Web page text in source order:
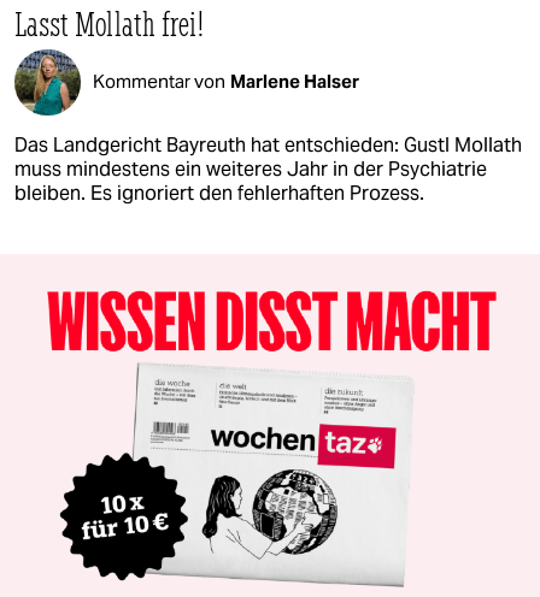
Lasst Mollath frei!
Kommentar von Marlene Halser
Das Landgericht Bayreuth hat entschieden: Gustl Mollath
muss mindestens ein weiteres Jahr in der Psychiatrie
bleiben. Es ignoriert den fehlerhaften Prozess.